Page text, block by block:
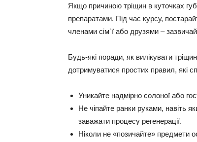
Якщо причиною тріщин в куточках
препаратами. Під час курсу,
членами сім`ї або друзями –
Будь-які поради, як вилікувати
дотримуватися простих правил, які
Уникайте надмірно солоної або
Не чіпайте ранки руками, навіть
заважати процесу регенерації.
Ніколи не «позичайте» предмети